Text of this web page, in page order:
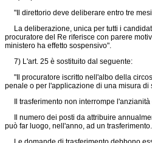
"Il direttorio deve deliberare entro tre
La deliberazione, unica per tutti i
procuratore del Re riferisce con parere
ministero ha effetto sospensivo".
7) L'art. 25 è sostituito dal seguente:
"Il procuratore iscritto nell'albo della
penale o per l'applicazione di una misura di
Il trasferimento non interrompe l'anzianità
Il numero dei posti da attribuire
può far luogo, nell'anno, ad un trasferimento.